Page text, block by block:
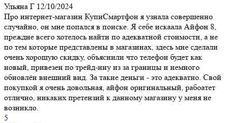
Ульяна Г 12/10/2024
Про интернет-магазин КупиСмартфон я узнала совершенно
случайно, он мне попался в поиске. Я себе искаала Айфон 8,
преждне всего хотелось найти по адекватной стоимости, а не
по тем которые представлены в магазинах, здесь мне сделали
очень хорошую скидку, объяснили что телефон будет как
новый, привезен по трейд-ину из за границы и немного
обновлён внешний вид. За такие деньги - это адекватно. Свой
покупкой я очень довольная, айфон оригинальный, рабоатет
отлично, никаких претензий к данному магазину у меня не
возникло.
5